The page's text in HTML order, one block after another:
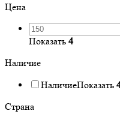
Цена
Показать 4
Наличие
НаличиеПоказать
Страна